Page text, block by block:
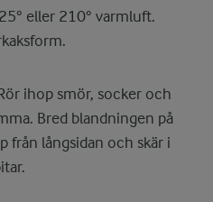
eller 210° varmluft.
ihop smör, socker och
Bred blandningen på
från långsidan och skär i